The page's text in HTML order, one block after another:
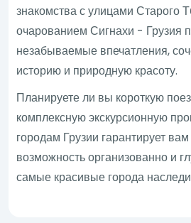
знакомства с улицами Старого
очарованием Сигнахи - Грузия
незабываемые впечатления,
историю и природную красоту.
Планируете ли вы короткую
комплексную экскурсионную
городам Грузии гарантирует
возможность организованно и
самые красивые города